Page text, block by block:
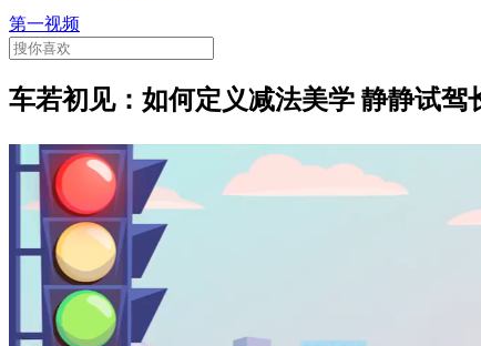
第一视频
车若初见：如何定义减法美学 静静试驾